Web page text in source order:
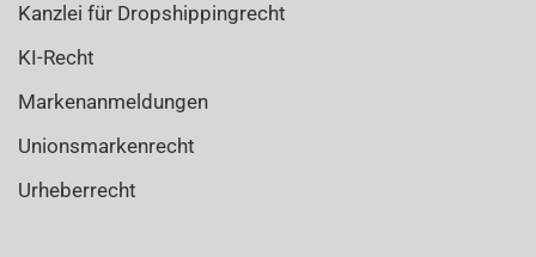
Kanzlei für Dropshippingrecht
KI-Recht
Markenanmeldungen
Unionsmarkenrecht
Urheberrecht